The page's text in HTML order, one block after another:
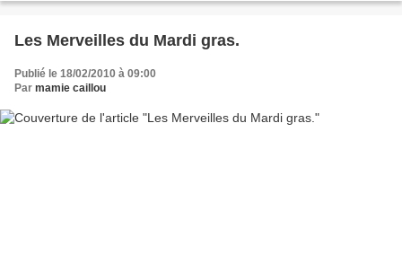
Les Merveilles du Mardi gras.
Publié le 18/02/2010 à 09:00
Par mamie caillou